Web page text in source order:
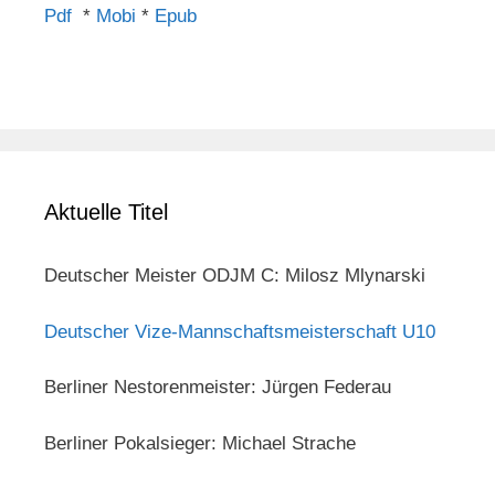
Pdf * Mobi * Epub
Aktuelle Titel
Deutscher Meister ODJM C: Milosz Mlynarski
Deutscher Vize-Mannschaftsmeisterschaft U10
Berliner Nestorenmeister: Jürgen Federau
Berliner Pokalsieger: Michael Strache